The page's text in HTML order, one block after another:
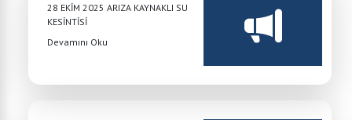
28 EKİM 2025 ARIZA KAYNAKLI SU
KESİNTİSİ
Devamını Oku